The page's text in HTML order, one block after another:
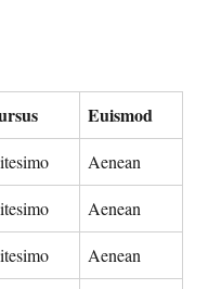
Euismod
Aenean
Aenean
Aenean